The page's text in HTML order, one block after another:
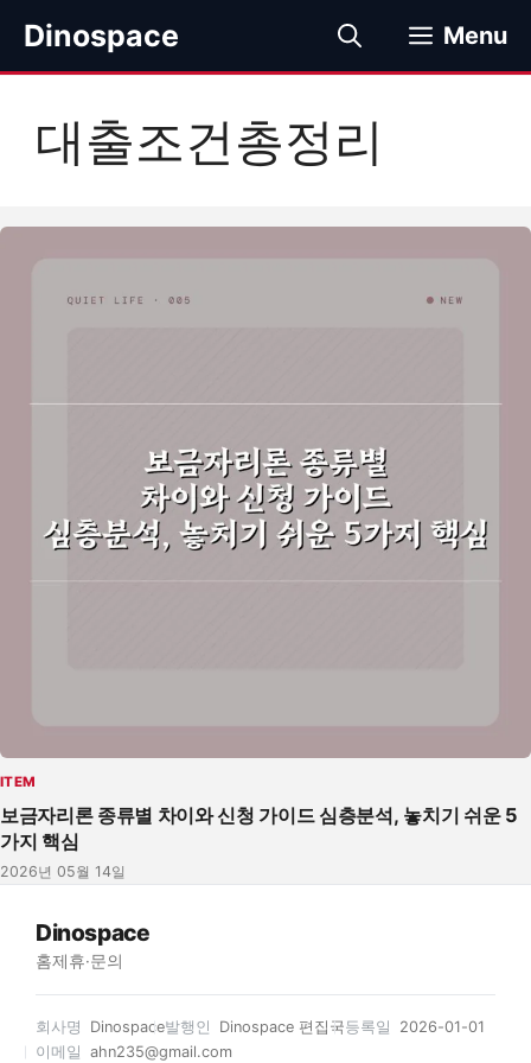
츠
기
Dinospace Menu
대출조건총정리
ITEM
보금자리론 종류별 차이와 신청 가이드 심층분석, 놓치기 쉬운 5
가지 핵심
2026년 05월 14일
Dinospace
홈제휴·문의
회사명 Dinospace발행인 Dinospace 편집국등록일
2026-01-01
이메일 ahn235@gmail.com